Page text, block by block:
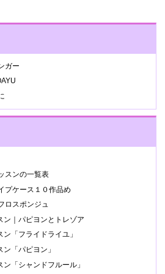
ガー
スンの一覧表
プケース１０作品め
ロスポンジュ
ン｜パピヨンとトレゾア
「フライドライユ」
「パピヨン」
「シャンドフルール」